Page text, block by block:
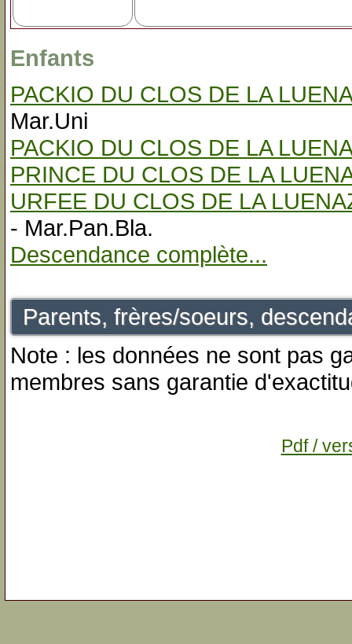
Enfants
PACKIO DU CLOS DE LA
Mar.Uni
PACKIO DU CLOS DE LA
PRINCE DU CLOS DE LA
URFEE DU CLOS DE LA
- Mar.Pan.Bla.
Descendance complète...
Parents, frères/soeurs,
Note : les données ne sont pas
membres sans garantie
Pdf /